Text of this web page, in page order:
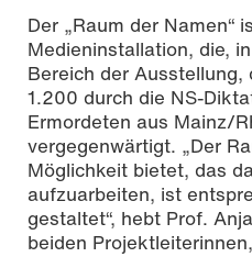
Der „Raum der Namen“
Medieninstallation, die,
Bereich der Ausstellung,
1.200 durch die NS-
Ermordeten aus Mainz/
vergegenwärtigt. „Der
Möglichkeit bietet, das
aufzuarbeiten, ist
gestaltet“, hebt Prof.
beiden